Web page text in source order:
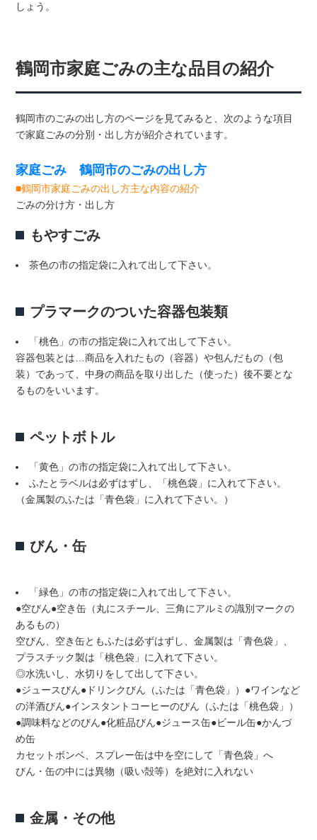
しょう。
鶴岡市家庭ごみの主な品目の紹介
鶴岡市のごみの出し方のページを見てみると、次のような項目
で家庭ごみの分別・出し方が紹介されています。
家庭ごみ 鶴岡市のごみの出し方
■鶴岡市家庭ごみの出し方主な内容の紹介
ごみの分け方・出し方
もやすごみ
茶色の市の指定袋に入れて出して下さい。
プラマークのついた容器包装類
「桃色」の市の指定袋に入れて出して下さい。
容器包装とは…商品を入れたもの（容器）や包んだもの（包
装）であって、中身の商品を取り出した（使った）後不要とな
るものをいいます。
ペットボトル
「黄色」の市の指定袋に入れて出して下さい。
ふたとラベルは必ずはずし、「桃色袋」に入れて下さい。
（金属製のふたは「青色袋」に入れて下さい。）
びん・缶
「緑色」の市の指定袋に入れて出して下さい。
●空びん●空き缶（丸にスチール、三角にアルミの識別マークの
あるもの）
空びん、空き缶ともふたは必ずはずし、金属製は「青色袋」、
プラスチック製は「桃色袋」に入れて下さい。
◎水洗いし、水切りをして出して下さい。
●ジュースびん●ドリンクびん（ふたは「青色袋」）●ワインなど
の洋酒びん●インスタントコーヒーのびん（ふたは「桃色袋」）
●調味料などのびん●化粧品びん●ジュース缶●ビール缶●かんづ
め缶
カセットボンベ、スプレー缶は中を空にして「青色袋」へ
びん・缶の中には異物（吸い殻等）を絶対に入れない
金属・その他